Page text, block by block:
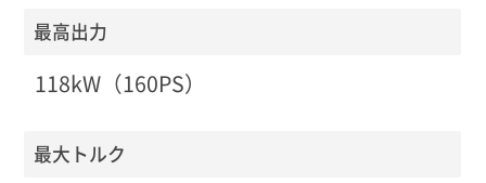
最高出力
118kW（160PS）
最大トルク